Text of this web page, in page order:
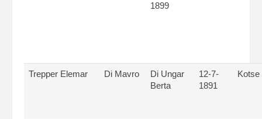
1899
Trepper Elemar Di Mavro
Di Ungar
Berta
12-7-
1891
Kotse